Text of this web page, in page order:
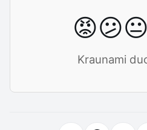
😡😕😐
Kraunami